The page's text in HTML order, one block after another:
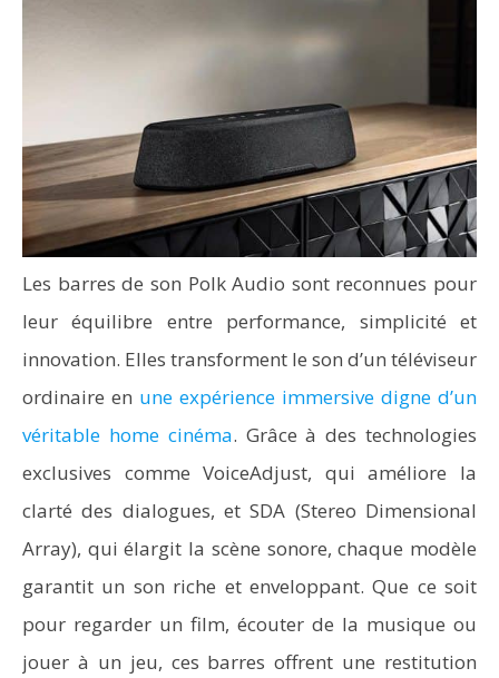
Les barres de son Polk Audio sont reconnues pour
leur équilibre entre performance, simplicité et
innovation. Elles transforment le son d’un téléviseur
ordinaire en une expérience immersive digne d’un
véritable home cinéma. Grâce à des technologies
exclusives comme VoiceAdjust, qui améliore la
clarté des dialogues, et SDA (Stereo Dimensional
Array), qui élargit la scène sonore, chaque modèle
garantit un son riche et enveloppant. Que ce soit
pour regarder un film, écouter de la musique ou
jouer à un jeu, ces barres offrent une restitution